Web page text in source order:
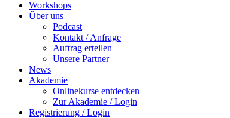
Workshops
Über uns
Podcast
Kontakt / Anfrage
Auftrag erteilen
Unsere Partner
News
Akademie
Onlinekurse entdecken
Zur Akademie / Login
Registrierung / Login